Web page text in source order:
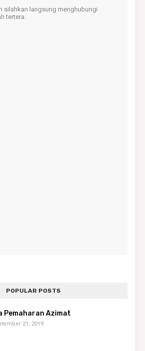
silahkan langsung menghubungi
tertera.
POPULAR POSTS
Pemaharan Azimat
21, 2019